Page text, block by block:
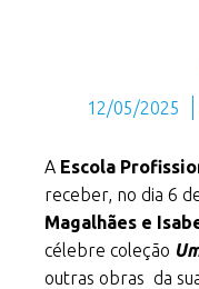
12/05/2025
A Escola
receber, no dia 6
Magalhães e
célebre coleção
outras obras da